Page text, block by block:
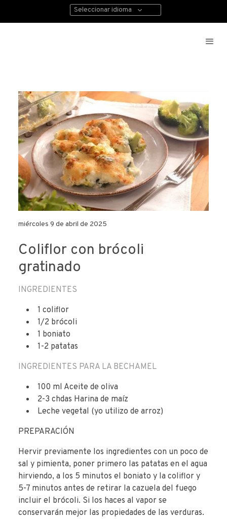
Seleccionar idioma
miércoles 9 de abril de 2025
Coliflor con brócoli
gratinado
INGREDIENTES
1 coliflor
1/2 brócoli
1 boniato
1-2 patatas
INGREDIENTES PARA LA BECHAMEL
100 ml Aceite de oliva
2-3 chdas Harina de maíz
Leche vegetal (yo utilizo de arroz)
PREPARACIÓN
Hervir previamente los ingredientes con un poco de
sal y pimienta, poner primero las patatas en el agua
hirviendo, a los 5 minutos el boniato y la coliflor y
5-7 minutos antes de retirar la cazuela del fuego
incluir el brócoli. Si los haces al vapor se
conservarán mejor las propiedades de las verduras.